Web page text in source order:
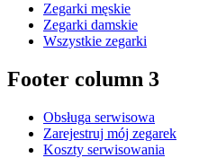
Zegarki męskie
Zegarki damskie
Wszystkie zegarki
Footer column 3
Obsługa serwisowa
Zarejestruj mój zegarek
Koszty serwisowania